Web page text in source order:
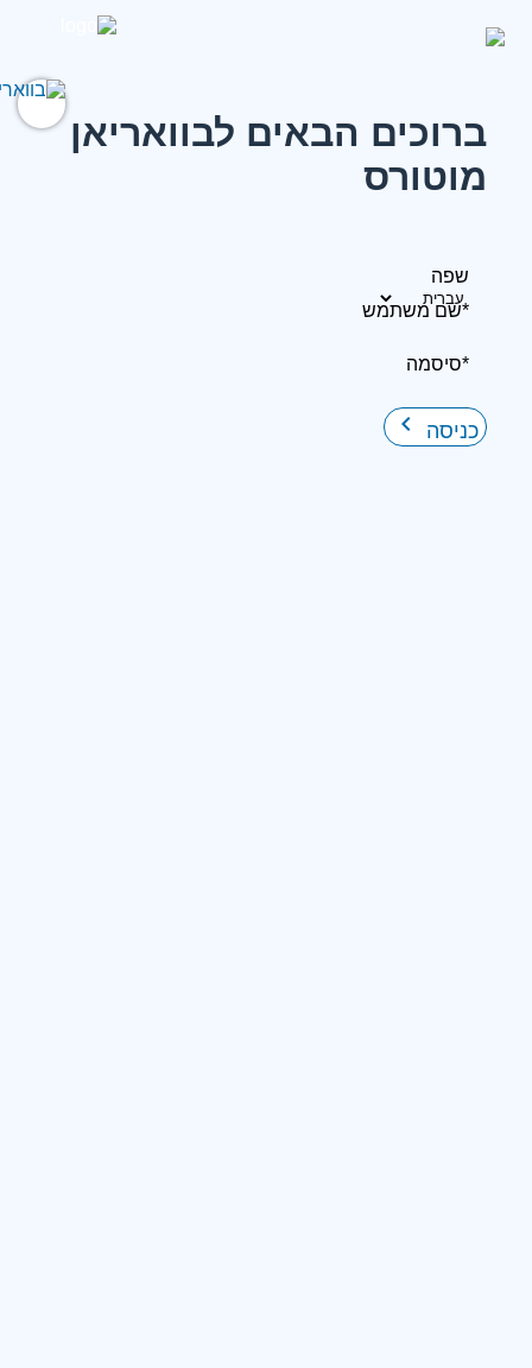
ברוכים הבאים לבוואריאן
מוטורס
שפה
*שם משתמש
*סיסמה
כניסה keyboard_arrow_right